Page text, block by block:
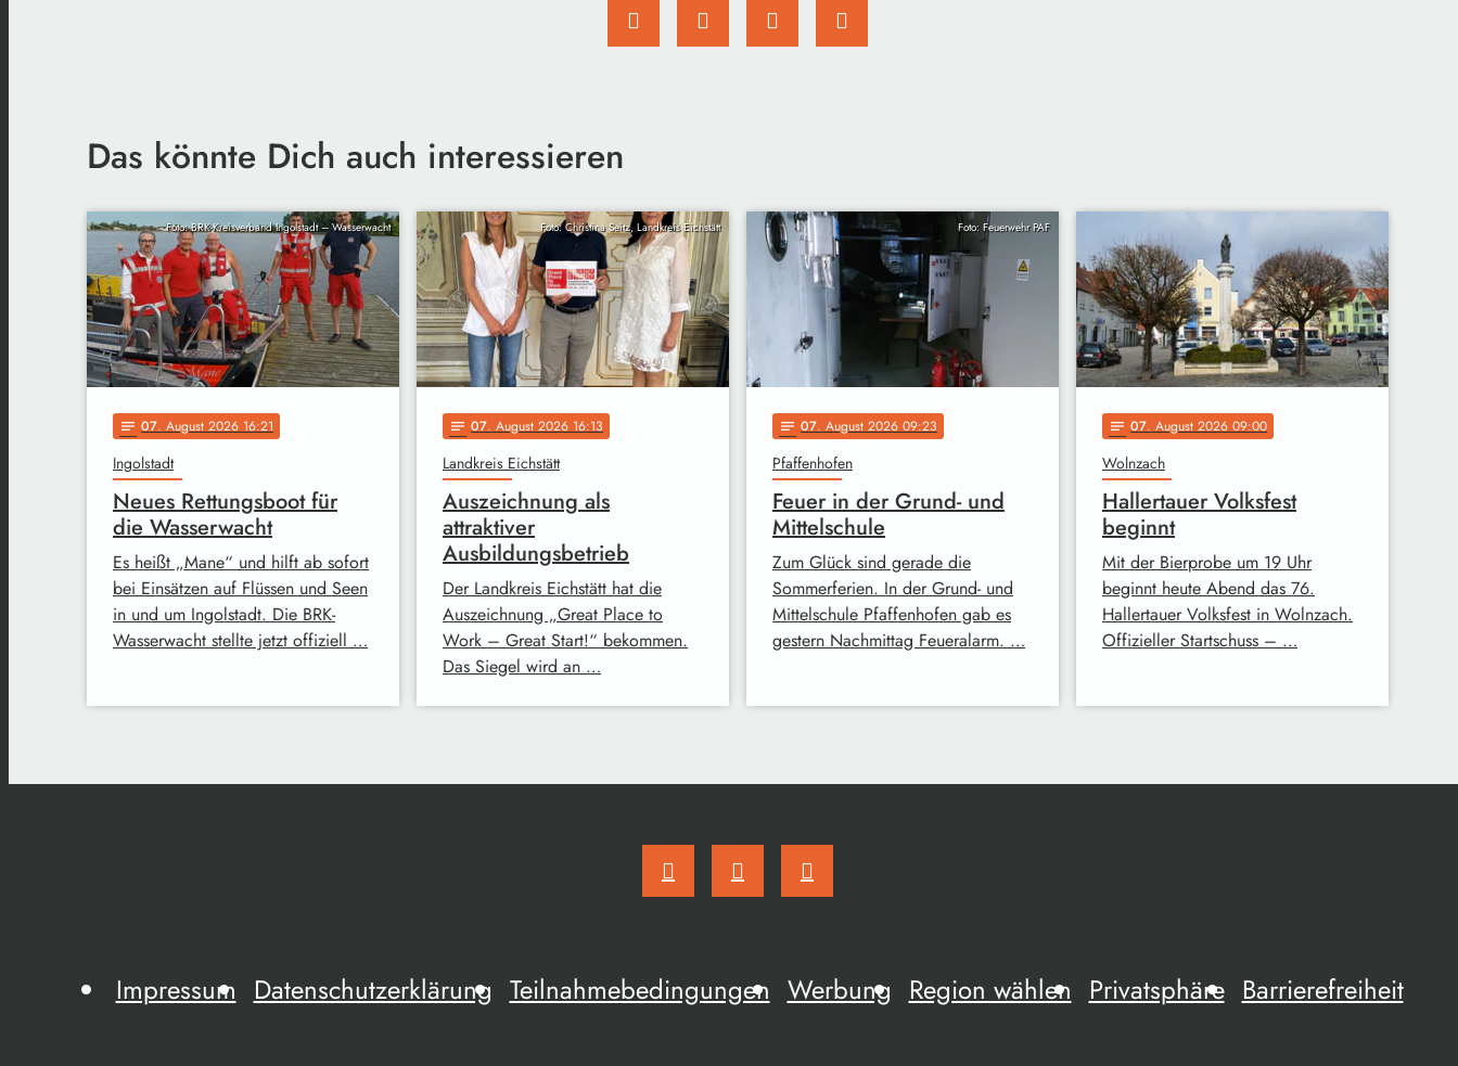
Das könnte Dich auch interessieren
Foto: BRK-Kreisverband Ingolstadt – Wasserwacht
notes 07. August 2026 16:21
Ingolstadt
Neues Rettungsboot für
die Wasserwacht
Es heißt „Mane“ und hilft ab sofort
bei Einsätzen auf Flüssen und Seen
in und um Ingolstadt. Die BRK-
Wasserwacht stellte jetzt offiziell …
Foto: Christina Seitz, Landkreis Eichstätt
notes 07. August 2026 16:13
Landkreis Eichstätt
Auszeichnung als
attraktiver
Ausbildungsbetrieb
Der Landkreis Eichstätt hat die
Auszeichnung „Great Place to
Work – Great Start!“ bekommen.
Das Siegel wird an …
Foto: Feuerwehr PAF
notes 07. August 2026 09:23
Pfaffenhofen
Feuer in der Grund- und
Mittelschule
Zum Glück sind gerade die
Sommerferien. In der Grund- und
Mittelschule Pfaffenhofen gab es
gestern Nachmittag Feueralarm. …
notes 07. August 2026 09:00
Wolnzach
Hallertauer Volksfest
beginnt
Mit der Bierprobe um 19 Uhr
beginnt heute Abend das 76.
Hallertauer Volksfest in Wolnzach.
Offizieller Startschuss – …
Impressum Datenschutzerklärung Teilnahmebedingungen Werbung Region wählen Privatsphäre Barrierefreiheit